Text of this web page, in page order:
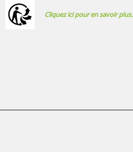
Cliquez ici pour en savoir plus.